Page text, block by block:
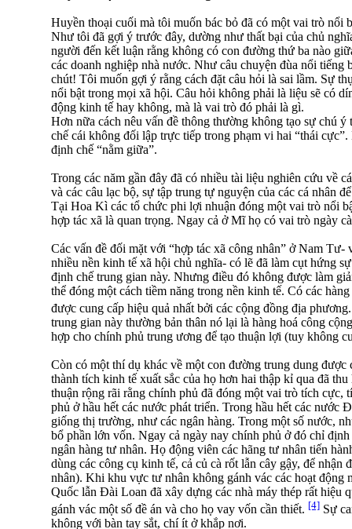
Huyền thoại cuối mà tôi muốn bác bỏ đã có một vai trò nổi
Như tôi đã gợi ý trước đây, dường như thất bại của chủ
người đến kết luận rằng không có con đường thứ ba nào
các doanh nghiệp nhà nước. Như câu chuyện đùa nổi tiếng
chút! Tôi muốn gợi ý rằng cách đặt câu hỏi là sai lầm. Sự
nổi bật trong mọi xã hội. Câu hỏi không phải là liệu sẽ có
động kinh tế hay không, mà là vai trò đó phải là gì.
Hơn nữa cách nêu vấn đề thông thường không tạo sự chú
chế cái không đối lập trực tiếp trong phạm vi hai “thái
định chế “nằm giữa”.
Trong các năm gần đây đã có nhiều tài liệu nghiên cứu về
và các câu lạc bộ, sự tập trung tự nguyện của các cá nhân
Tại Hoa Kì các tổ chức phi lợi nhuận đóng một vai trò nổi
hợp tác xã là quan trọng. Ngay cả ở Mĩ họ có vai trò ngày
Các vấn đề đối mặt với “hợp tác xã công nhân” ở Nam Tư-
nhiều nền kinh tế xã hội chủ nghĩa- có lẽ đã làm cụt hứng
định chế trung gian này. Nhưng điều đó không được làm
thể đóng một cách tiềm năng trong nền kinh tế. Có các
được cung cấp hiệu quả nhất bởi các cộng đồng địa
trung gian này thường bản thân nó lại là hàng hoá công
hợp cho chính phủ trung ương để tạo thuận lợi (tuy không
Còn có một thí dụ khác về một con đường trung dung
thành tích kinh tế xuất sắc của họ hơn hai thập kỉ qua đã
thuận rộng rãi rằng chính phủ đã đóng một vai trò tích cực,
phủ ở hầu hết các nước phát triển. Trong hầu hết các nước
giống thị trường, như các ngân hàng. Trong một số nước,
bổ phần lớn vốn. Ngay cả ngày nay chính phủ ở đó chỉ
ngân hàng tư nhân. Họ động viên các hãng tư nhân tiến
dùng các công cụ kinh tế, cả củ cà rốt lẫn cây gậy, để nhận
nhân). Khi khu vực tư nhân không gánh vác các hoạt động
Quốc lẫn Đài Loan đã xây dựng các nhà máy thép rất hiệu
gánh vác một số đề án và cho họ vay vốn cần thiết. [4] Sự
không với bàn tay sắt, chí ít ở khắp nơi.